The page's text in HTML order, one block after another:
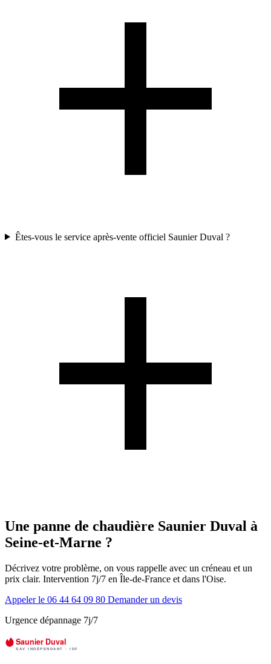
Êtes-vous le service après-vente officiel Saunier Duval ?
Une panne de chaudière Saunier Duval à
Seine-et-Marne ?
Décrivez votre problème, on vous rappelle avec un créneau et un
prix clair. Intervention 7j/7 en Île-de-France et dans l'Oise.
Appeler le 06 44 64 09 80 Demander un devis
Urgence dépannage 7j/7